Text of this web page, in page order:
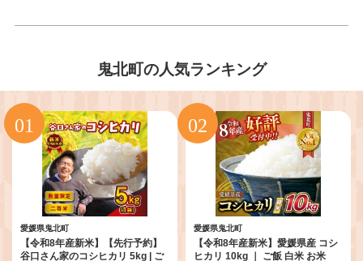
鬼北町の人気ランキング
愛媛県鬼北町
【令和8年産新米】【先行予約】
谷口さん家のコシヒカリ 5kg | ご
愛媛県鬼北町
【令和8年産新米】愛媛県産 コシ
ヒカリ 10kg ｜ ご飯 白米 お米